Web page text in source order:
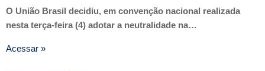
O União Brasil decidiu, em convenção nacional realizada
nesta terça-feira (4) adotar a neutralidade na…
Acessar »